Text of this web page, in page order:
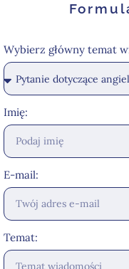
Wybierz główny temat
Imię:
E-mail:
Temat: